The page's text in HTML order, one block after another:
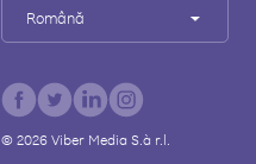
Română
© 2026Viber Media S.à r.l.